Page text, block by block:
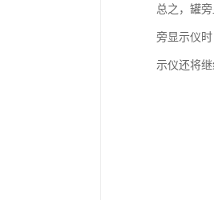
总之，罐
旁显示仪
示仪还将